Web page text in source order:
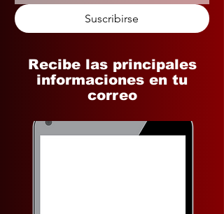
Suscribirse
Recibe las principales
informaciones en tu
correo